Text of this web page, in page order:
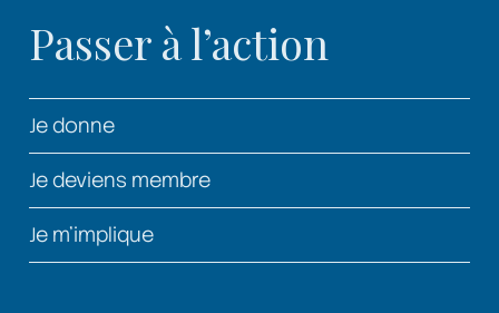
Passer à l’action
Je donne
Je deviens membre
Je m’implique